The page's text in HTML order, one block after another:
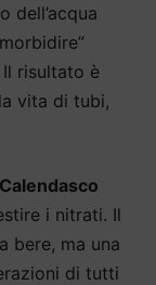
dell’acqua
Il risultato è
vita di tubi,
i nitrati. Il
bere, ma una
di tutti